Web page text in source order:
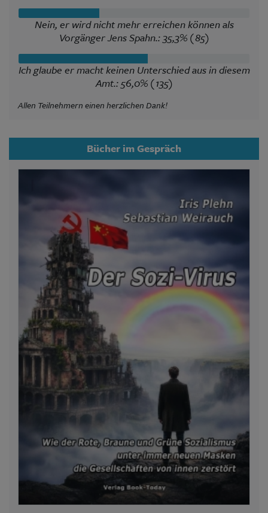
Nein, er wird nicht mehr erreichen können als
Vorgänger Jens Spahn.: 35,3% (85)
Ich glaube er macht keinen Unterschied aus in diesem
Amt.: 56,0% (135)
Allen Teilnehmern einen herzlichen Dank!
Bücher im Gespräch